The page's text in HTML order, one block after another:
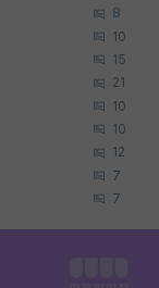
8
10
15
21
10
10
12
7
7